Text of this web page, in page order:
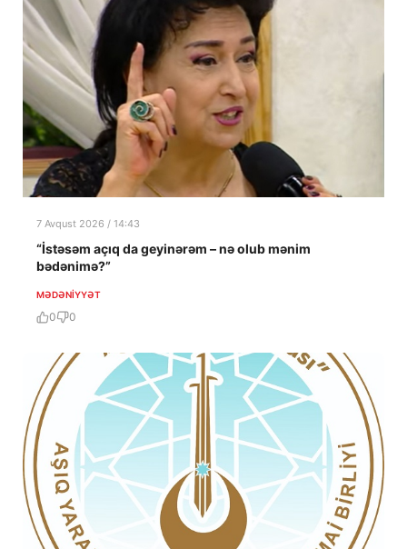
7 Avqust 2026 / 14:43
“İstəsəm açıq da geyinərəm – nə olub mənim
bədənimə?”
MƏDƏNIYYƏT
0 0